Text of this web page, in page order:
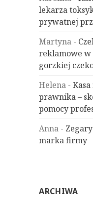
lekarza
prywatnej
Martyna -
reklamowe w
gorzkiej
Helena -
prawnika –
pomocy
Anna -
marka firmy
ARCHIWA